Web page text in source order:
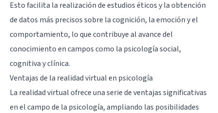
Esto facilita la realización de estudios éticos y la obtención
de datos más precisos sobre la cognición, la emoción y el
comportamiento, lo que contribuye al avance del
conocimiento en campos como la psicología social,
cognitiva y clínica.
Ventajas de la realidad virtual en psicología
La realidad virtual ofrece una serie de ventajas significativas
en el campo de la psicología, ampliando las posibilidades